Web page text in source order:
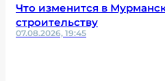
Что изменится в
строительству
07.08.2026, 19:45